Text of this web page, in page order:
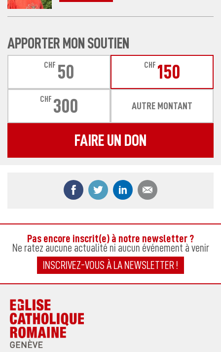
APPORTER MON SOUTIEN
CHF 50 CHF 150
CHF 300 AUTRE MONTANT
FAIRE UN DON
Partager ce contenu sur Facebook
Partager ce contenu sur Twitter
Partager ce contenu
Pas encore inscrit(e) à notre newsletter ?
Ne ratez aucune actualité ni aucun événement à venir
INSCRIVEZ-VOUS À LA NEWSLETTER !